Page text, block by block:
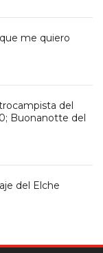
me quiero
del
Buonanotte del
del Elche